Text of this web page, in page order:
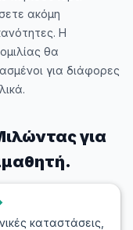
ακόμη
Η
θα
για διάφορες
για
καταστάσεις,